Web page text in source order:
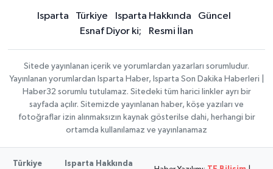
Isparta Türkiye Isparta Hakkında
Güncel
Esnaf Diyor ki;
Resmi İlan
Sitede yayınlanan içerik ve yorumlardan yazarları sorumludur.
Yayınlanan yorumlardan Isparta Haber, Isparta Son Dakika Haberleri |
Haber32 sorumlu tutulamaz. Sitedeki tüm harici linkler ayrı bir
sayfada açılır. Sitemizde yayınlanan haber, köşe yazıları ve
fotoğraflar izin alınmaksızın kaynak gösterilse dahi, herhangi bir
ortamda kullanılamaz ve yayınlanamaz
Türkiye Isparta Hakkında